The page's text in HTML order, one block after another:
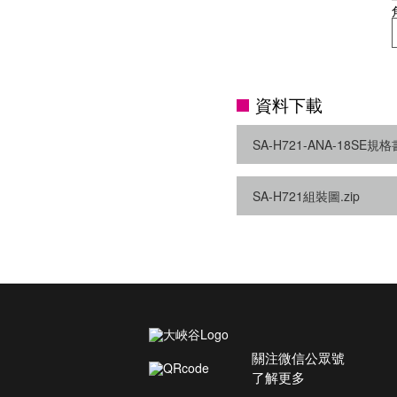
資料下載
SA-H721-ANA-18SE規格
SA-H721組裝圖.zip
關注微信公眾號
了解更多